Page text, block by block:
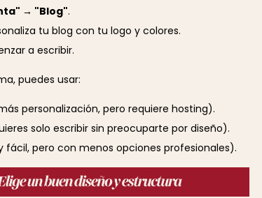
→ "Blog".
tu blog con tu logo y colores.
a escribir.
puedes usar:
personalización, pero requiere hosting).
solo escribir sin preocuparte por diseño).
fácil, pero con menos opciones profesionales).